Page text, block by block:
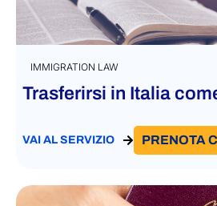
IMMIGRATION LAW
Trasferirsi in Italia
VAI AL SERVIZIO PRENOTA